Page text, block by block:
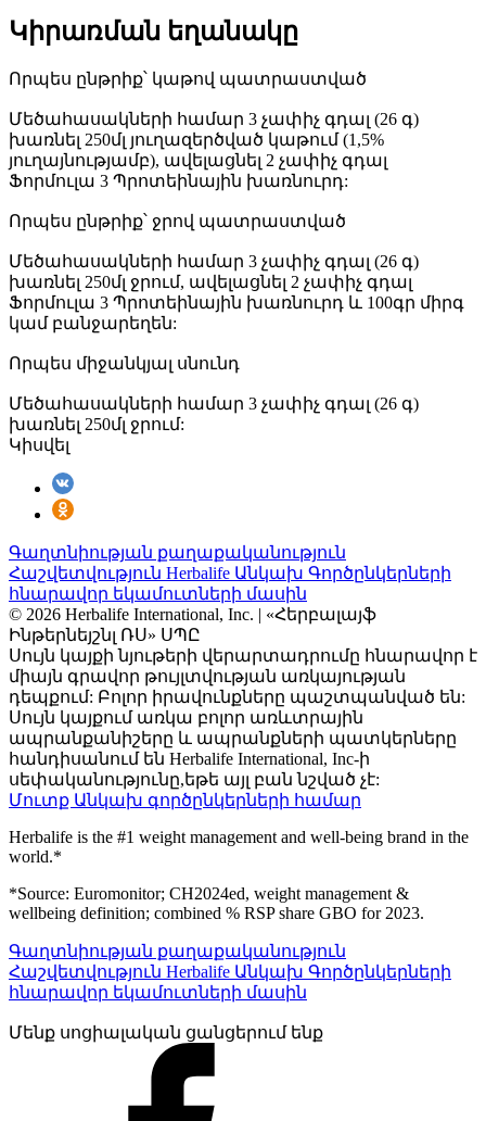
Կիրառման եղանակը
Որպես ընթրիք՝ կաթով պատրաստված
Մեծահասակների համար 3 չափիչ գդալ (26 գ)
խառնել 250մլ յուղազերծված կաթում (1,5%
յուղայնությամբ), ավելացնել 2 չափիչ գդալ
Ֆորմուլա 3 Պրոտեինային խառնուրդ:
Որպես ընթրիք՝ ջրով պատրաստված
Մեծահասակների համար 3 չափիչ գդալ (26 գ)
խառնել 250մլ ջրում, ավելացնել 2 չափիչ գդալ
Ֆորմուլա 3 Պրոտեինային խառնուրդ և 100գր միրգ
կամ բանջարեղեն:
Որպես միջանկյալ սնունդ
Մեծահասակների համար 3 չափիչ գդալ (26 գ)
խառնել 250մլ ջրում:
Կիսվել
Գաղտնիության քաղաքականություն
Հաշվետվություն Herbalife Անկախ Գործընկերների
հնարավոր եկամուտների մասին
© 2026 Herbalife International, Inc. | «Հերբալայֆ
Ինթերնեյշնլ ՌՍ» ՍՊԸ
Սույն կայքի նյութերի վերարտադրումը հնարավոր է
միայն գրավոր թույլտվության առկայության
դեպքում: Բոլոր իրավունքները պաշտպանված են:
Սույն կայքում առկա բոլոր առևտրային
ապրանքանիշերը և ապրանքների պատկերները
հանդիսանում են Herbalife International, Inc-ի
սեփականությունը,եթե այլ բան նշված չէ:
Մուտք Անկախ գործընկերների համար
Herbalife is the #1 weight management and well-being brand in the
world.*
*Source: Euromonitor; CH2024ed, weight management &
wellbeing definition; combined % RSP share GBO for 2023.
Գաղտնիության քաղաքականություն
Հաշվետվություն Herbalife Անկախ Գործընկերների
հնարավոր եկամուտների մասին
Մենք սոցիալական ցանցերում ենք